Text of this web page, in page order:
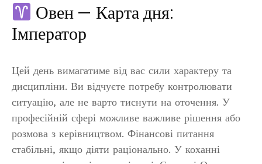
Овен — Карта дня:
Імператор
Цей день вимагатиме від вас сили характеру та
дисципліни. Ви відчуєте потребу контролювати
ситуацію, але не варто тиснути на оточення. У
професійній сфері можливе важливе рішення або
розмова з керівництвом. Фінансові питання
стабільні, якщо діяти раціонально. У коханні